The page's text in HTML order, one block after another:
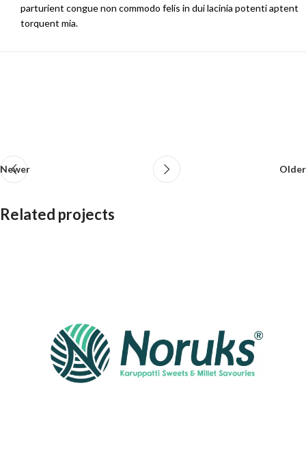
parturient congue non commodo felis in dui lacinia potenti aptent
torquent mia.
Newer Older
Related projects